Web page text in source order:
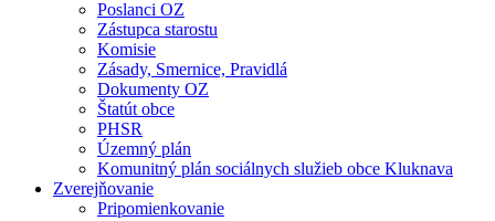
Poslanci OZ
Zástupca starostu
Komisie
Zásady, Smernice, Pravidlá
Dokumenty OZ
Štatút obce
PHSR
Územný plán
Komunitný plán sociálnych služieb obce Kluknava
Zverejňovanie
Pripomienkovanie